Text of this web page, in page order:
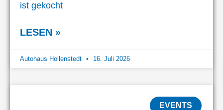
ist gekocht
LESEN »
Autohaus Hollenstedt 16. Juli 2026
EVENTS